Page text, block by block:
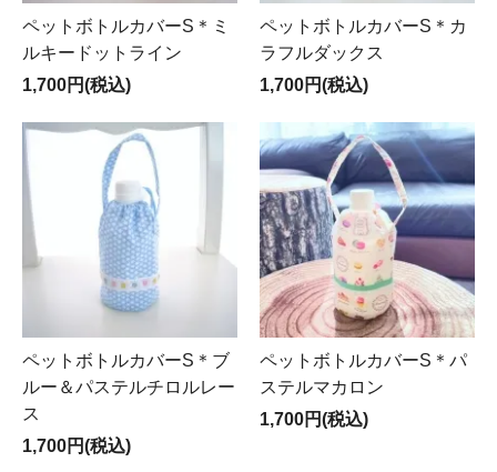
ペットボトルカバーS＊ミ
ルキードットライン
1,700円(税込)
ペットボトルカバーS＊カ
ラフルダックス
1,700円(税込)
ペットボトルカバーS＊ブ
ルー＆パステルチロルレー
ス
1,700円(税込)
ペットボトルカバーS＊パ
ステルマカロン
1,700円(税込)